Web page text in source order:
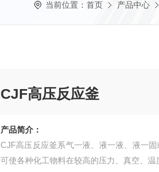
当前位置： 首页 产品中心
CJF高压反应釜
产品简介：
CJF高压反应釜系气一液、液一液、液一
可使各种化工物料在较高的压力、真空、温